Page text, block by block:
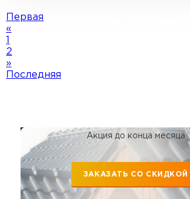
Первая
«
2
»
Последняя
Акция до конца месяца
ЗАКАЗАТЬ СО СКИДКОЙ